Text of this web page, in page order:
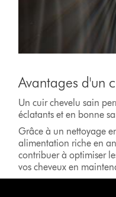
Avantages d'un
Un cuir chevelu sain
éclatants et en bonne
Grâce à un nettoyage
alimentation riche en
contribuer à optimiser
vos cheveux en